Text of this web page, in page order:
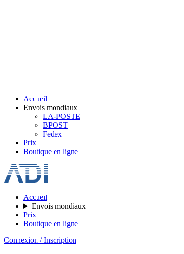
Accueil
Envois mondiaux
LA-POSTE
BPOST
Fedex
Prix
Boutique en ligne
Accueil
Envois mondiaux
Prix
Boutique en ligne
Connexion / Inscription